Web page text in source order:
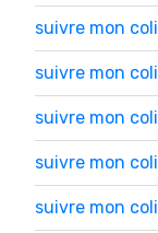
suivre mon
suivre mon
suivre mon
suivre mon
suivre mon